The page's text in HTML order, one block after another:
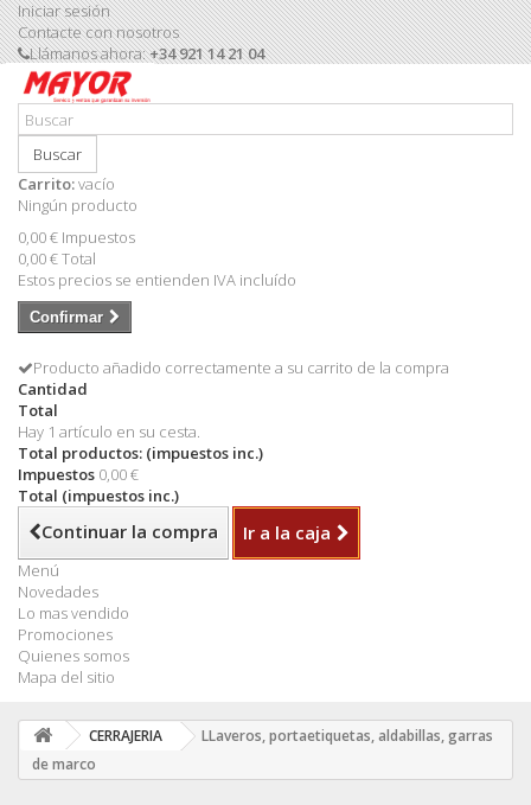
Iniciar sesión
Contacte con nosotros
Llámanos ahora:+34 921 14 21 04
Buscar
Carrito:vacío
Ningún producto
0,00 € Impuestos
0,00 €Total
Estos precios se entienden IVA incluído
Confirmar
Producto añadido correctamente a su carrito de la compra
Cantidad
Total
Hay 1 artículo en su cesta.
Total productos: (impuestos inc.)
Impuestos 0,00 €
Total (impuestos inc.)
Continuar la compra Ir a la caja
Menú
Novedades
Lo mas vendido
Promociones
Quienes somos
Mapa del sitio
CERRAJERIA
LLaveros, portaetiquetas, aldabillas, garras
de marco